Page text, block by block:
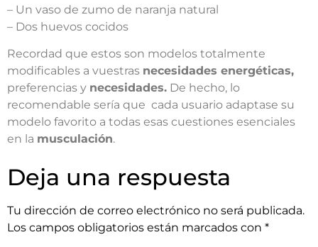
– Un vaso de zumo de naranja natural
– Dos huevos cocidos
Recordad que estos son modelos totalmente
modificables a vuestras necesidades energéticas,
preferencias y necesidades. De hecho, lo
recomendable sería que cada usuario adaptase su
modelo favorito a todas esas cuestiones esenciales
en la musculación.
Deja una respuesta
Tu dirección de correo electrónico no será publicada.
Los campos obligatorios están marcados con *